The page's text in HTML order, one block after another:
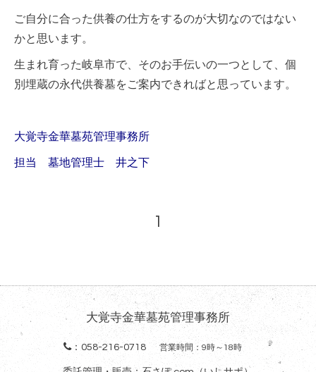
ご自分に合った供養の仕方をするのが大切なのではない
かと思います。
生まれ育った岐阜市で、そのお手伝いの一つとして、個
別埋蔵の永代供養墓をご案内できればと思っています。
大覚寺金華墓苑管理事務所
担当 墓地管理士 井之下
1
大覚寺金華墓苑管理事務所
： 058-216-0718 営業時間：9時～18時